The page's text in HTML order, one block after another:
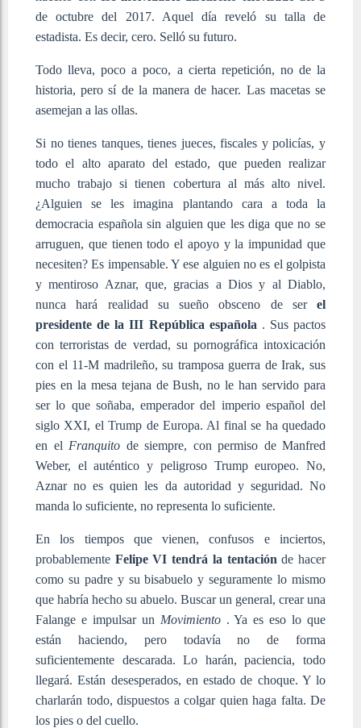
de octubre del 2017. Aquel día reveló su talla de
estadista. Es decir, cero. Selló su futuro.
Todo lleva, poco a poco, a cierta repetición, no de la
historia, pero sí de la manera de hacer. Las macetas se
asemejan a las ollas.
Si no tienes tanques, tienes jueces, fiscales y policías, y
todo el alto aparato del estado, que pueden realizar
mucho trabajo si tienen cobertura al más alto nivel.
¿Alguien se les imagina plantando cara a toda la
democracia española sin alguien que les diga que no se
arruguen, que tienen todo el apoyo y la impunidad que
necesiten? Es impensable. Y ese alguien no es el golpista
y mentiroso Aznar, que, gracias a Dios y al Diablo,
nunca hará realidad su sueño obsceno de ser el
presidente de la III República española . Sus pactos
con terroristas de verdad, su pornográfica intoxicación
con el 11-M madrileño, su tramposa guerra de Irak, sus
pies en la mesa tejana de Bush, no le han servido para
ser lo que soñaba, emperador del imperio español del
siglo XXI, el Trump de Europa. Al final se ha quedado
en el Franquito de siempre, con permiso de Manfred
Weber, el auténtico y peligroso Trump europeo. No,
Aznar no es quien les da autoridad y seguridad. No
manda lo suficiente, no representa lo suficiente.
En los tiempos que vienen, confusos e inciertos,
probablemente Felipe VI tendrá la tentaciónde hacer
como su padre y su bisabuelo y seguramente lo mismo
que habría hecho su abuelo. Buscar un general, crear una
Falange e impulsar un Movimiento . Ya es eso lo que
están haciendo, pero todavía no de forma
suficientemente descarada. Lo harán, paciencia, todo
llegará. Están desesperados, en estado de choque. Y lo
charlarán todo, dispuestos a colgar quien haga falta. De
los pies o del cuello.